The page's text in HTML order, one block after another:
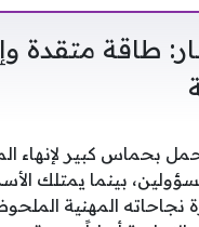
طاقة متقدة
بحماس كبير لإنهاء
بينما يمتلك
المهنية